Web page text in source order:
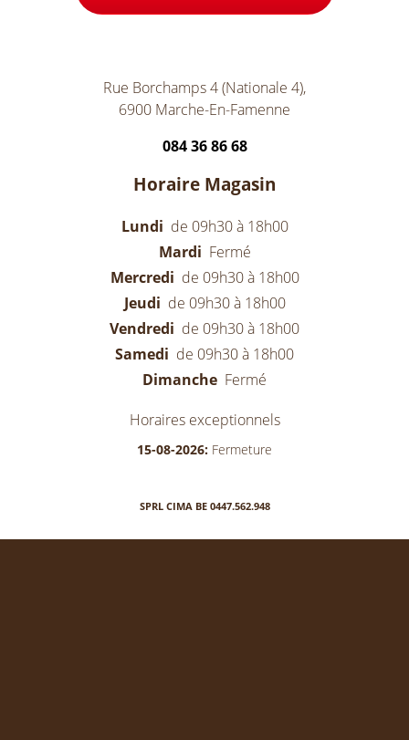
Rue Borchamps 4 (Nationale 4),
6900 Marche-En-Famenne
084 36 86 68
Horaire Magasin
Lundi de 09h30 à 18h00
Mardi Fermé
Mercredi de 09h30 à 18h00
Jeudi de 09h30 à 18h00
Vendredi de 09h30 à 18h00
Samedi de 09h30 à 18h00
Dimanche Fermé
Horaires exceptionnels
15-08-2026: Fermeture
SPRL CIMA BE 0447.562.948